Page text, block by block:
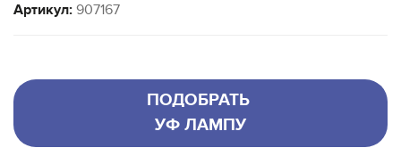
Артикул: 907167
ПОДОБРАТЬ
УФ ЛАМПУ